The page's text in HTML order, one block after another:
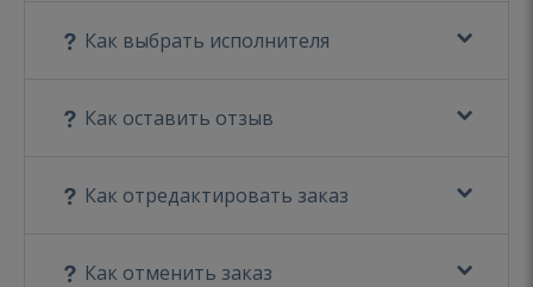
Как выбрать исполнителя
Как оставить отзыв
Как отредактировать заказ
Как отменить заказ